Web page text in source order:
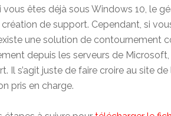
vous êtes déjà sous Windows 10, le
de support. Cependant, si
une solution de contournement
depuis les serveurs de
Il s’agit juste de faire croire au site
pris en charge.